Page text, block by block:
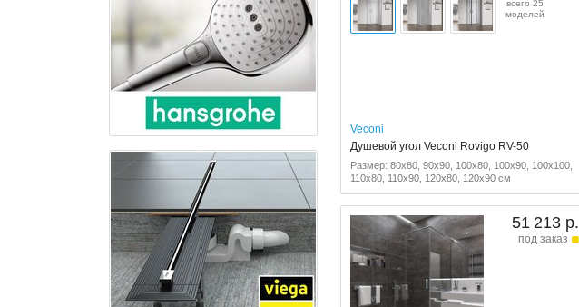
всего 25
моделей
Veconi
Душевой угол Veconi Rovigo RV-50
Размер: 80x80, 90x90, 100x80, 100x90, 100x100,
110x80, 110x90, 120x80, 120x90 см
51 213 р.
под заказ